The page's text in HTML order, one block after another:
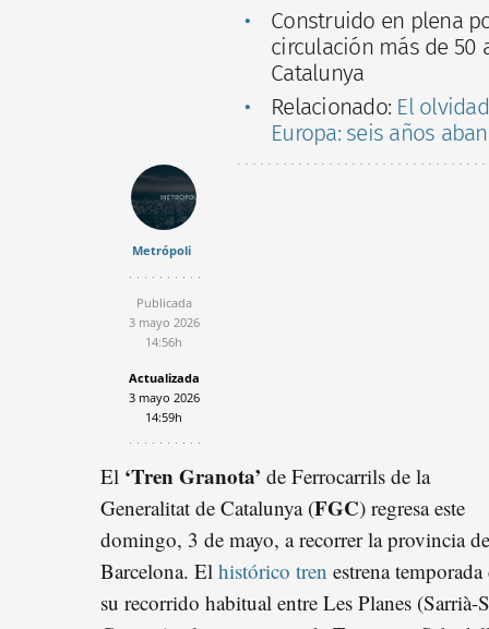
Construido en plena
circulación más de 50
Catalunya
Relacionado: El
Europa: seis años
Metrópoli
Publicada
3 mayo 2026
14:56h
Actualizada
3 mayo 2026
14:59h
El ‘Tren Granota’ de Ferrocarrils de la
Generalitat de Catalunya (FGC) regresa este
domingo, 3 de mayo, a recorrer la provincia de
Barcelona. El histórico tren estrena
su recorrido habitual entre Les Planes (Sarrià-